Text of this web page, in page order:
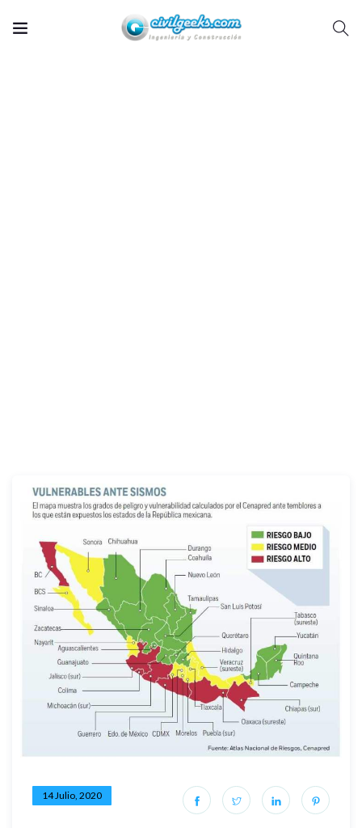
14 Julio, 2020